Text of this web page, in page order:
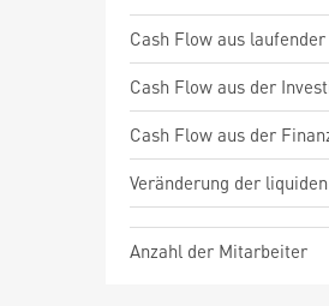
Cash Flow aus
Cash Flow aus der
Cash Flow aus der
Veränderung der
Anzahl der Mitarbeiter